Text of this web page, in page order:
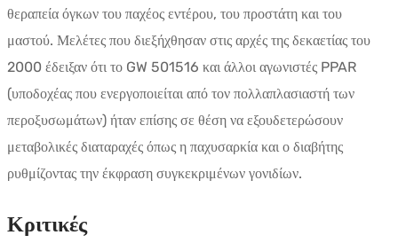
θεραπεία όγκων του παχέος εντέρου, του προστάτη και του
μαστού. Μελέτες που διεξήχθησαν στις αρχές της δεκαετίας του
2000 έδειξαν ότι το GW 501516 και άλλοι αγωνιστές PPAR
(υποδοχέας που ενεργοποιείται από τον πολλαπλασιαστή των
περοξυσωμάτων) ήταν επίσης σε θέση να εξουδετερώσουν
μεταβολικές διαταραχές όπως η παχυσαρκία και ο διαβήτης
ρυθμίζοντας την έκφραση συγκεκριμένων γονιδίων.
Κριτικές